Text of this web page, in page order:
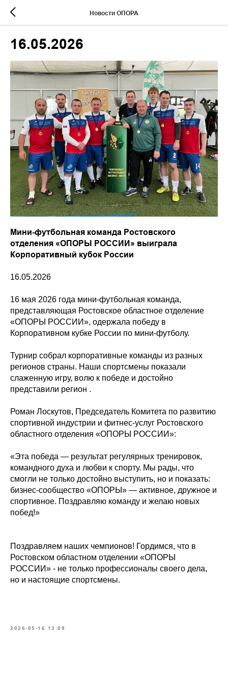
Новости ОПОРА
16.05.2026
Мини-футбольная команда Ростовского
отделения «ОПОРЫ РОССИИ» выиграла
Корпоративный кубок России
16.05.2026
16 мая 2026 года мини-футбольная команда,
представляющая Ростовское областное отделение
«ОПОРЫ РОССИИ», одержала победу в
Корпоративном кубке России по мини-футболу.
Турнир собрал корпоративные команды из разных
регионов страны. Наши спортсмены показали
слаженную игру, волю к победе и достойно
представили регион .
Роман Лоскутов, Председатель Комитета по развитию
спортивной индустрии и фитнес-услуг Ростовского
областного отделения «ОПОРЫ РОССИИ»:
«Эта победа — результат регулярных тренировок,
командного духа и любви к спорту. Мы рады, что
смогли не только достойно выступить, но и показать:
бизнес-сообщество «ОПОРЫ» — активное, дружное и
спортивное. Поздравляю команду и желаю новых
побед!»
Поздравляем наших чемпионов! Гордимся, что в
Ростовском областном отделении «ОПОРЫ
РОССИИ» - не только профессионалы своего дела,
но и настоящие спортсмены.
2026-05-16 13:09